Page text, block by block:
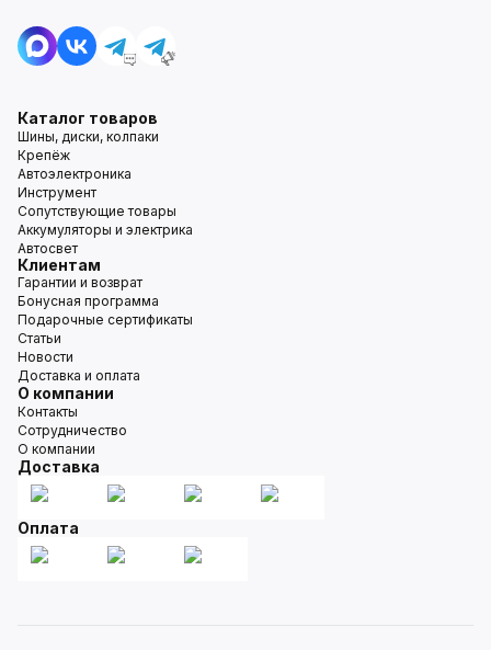
Каталог товаров
Шины, диски, колпаки
Крепёж
Автоэлектроника
Инструмент
Сопутствующие товары
Аккумуляторы и электрика
Автосвет
Клиентам
Гарантии и возврат
Бонусная программа
Подарочные сертификаты
Статьи
Новости
Доставка и оплата
О компании
Контакты
Сотрудничество
О компании
Доставка
Оплата